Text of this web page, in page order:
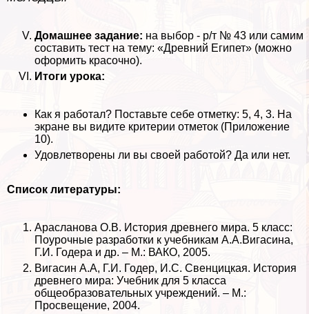
Домашнее задание: на выбор - р/т № 43 или самим
составить тест на тему: «Древний Египет» (можно
оформить красочно).
Итоги урока:
Как я работал? Поставьте себе отметку: 5, 4, 3. На
экране вы видите критерии отметок (Приложение
10).
Удовлетворены ли вы своей работой? Да или нет.
Список литературы:
Арасланова О.В. История древнего мира. 5 класс:
Поурочные разработки к учебникам А.А.Вигасина,
Г.И. Годера и др. – М.: ВАКО, 2005.
Вигасин А.А, Г.И. Годер, И.С. Свенцицкая. История
древнего мира: Учебник для 5 класса
общеобразовательных учреждений. – М.:
Просвещение, 2004.